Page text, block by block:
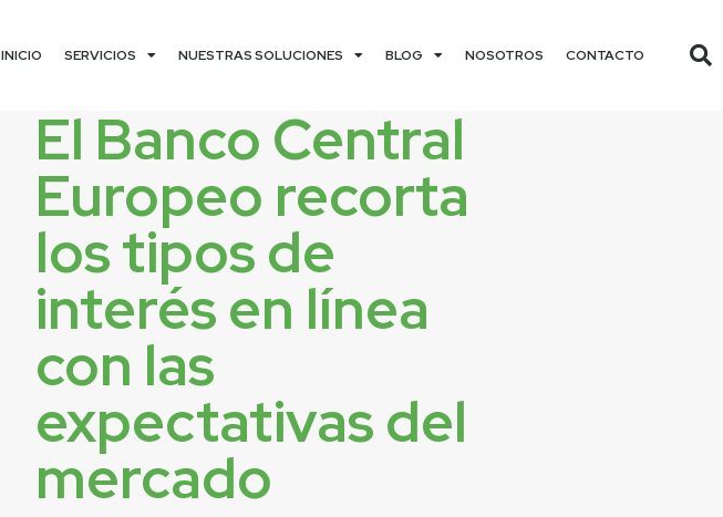
INICIO SERVICIOS NUESTRAS SOLUCIONES BLOG NOSOTROS CONTACTO
El Banco Central
Europeo recorta
los tipos de
interés en línea
con las
expectativas del
mercado